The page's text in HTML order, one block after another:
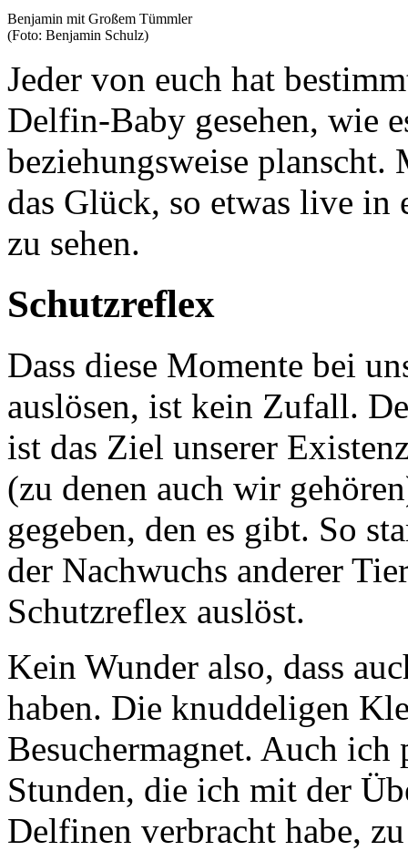
Benjamin mit Großem Tümmler
(Foto: Benjamin Schulz)
Jeder von euch hat
Delfin-Baby gesehen, wie
beziehungsweise
das Glück, so etwas live
zu sehen.
Schutzreflex
Dass diese Momente bei
auslösen, ist kein Zufall.
ist das Ziel unserer
(zu denen auch wir
gegeben, den es gibt. So
der Nachwuchs anderer
Schutzreflex auslöst.
Kein Wunder also, dass
haben. Die knuddeligen
Besuchermagnet. Auch
Stunden, die ich mit der
Delfinen verbracht habe,